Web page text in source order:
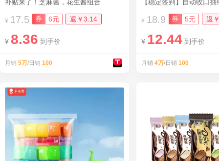
补贴来了！芝麻酱，花生酱组合
¥ 17.5 券 6元 返￥3.14
¥ 8.36 到手价
月销 5万/日销 100
¥ 18.9 券 5元 返
¥ 12.44 到手价
月销 4万/日销 100